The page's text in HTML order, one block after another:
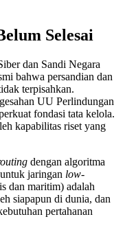
Selesai
dan Sandi Negara
bahwa persandian dan
terpisahkan.
UU Perlindungan
fondasi tata kelola.
kapabilitas riset yang
dengan algoritma
jaringan low-
dan maritim) adalah
siapapun di dunia, dan
pertahanan